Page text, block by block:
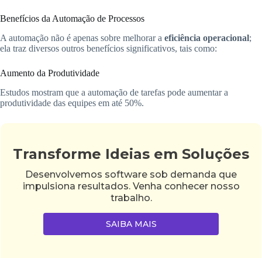
Benefícios da Automação de Processos
A automação não é apenas sobre melhorar a eficiência operacional;
ela traz diversos outros benefícios significativos, tais como:
Aumento da Produtividade
Estudos mostram que a automação de tarefas pode aumentar a
produtividade das equipes em até 50%.
Transforme Ideias em Soluções
Desenvolvemos software sob demanda que
impulsiona resultados. Venha conhecer nosso
trabalho.
SAIBA MAIS